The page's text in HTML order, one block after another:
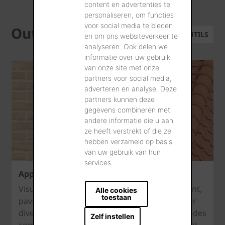
content en advertenties te
personaliseren, om functies
voor social media te bieden
en om ons websiteverkeer te
analyseren. Ook delen we
informatie over uw gebruik
van onze site met onze
partners voor social media,
adverteren en analyse. Deze
partners kunnen deze
gegevens combineren met
andere informatie die u aan
ze heeft verstrekt of die ze
hebben verzameld op basis
van uw gebruik van hun
services.
Alle cookies
toestaan
Zelf instellen
Outils TOUS LES OUTILS
Appli de visualisation
Visualisez les textures des briques de parement,
pavés en terre cuite et tuiles de votre choix sur
diverses maisons témoin. Vous pouvez tester des